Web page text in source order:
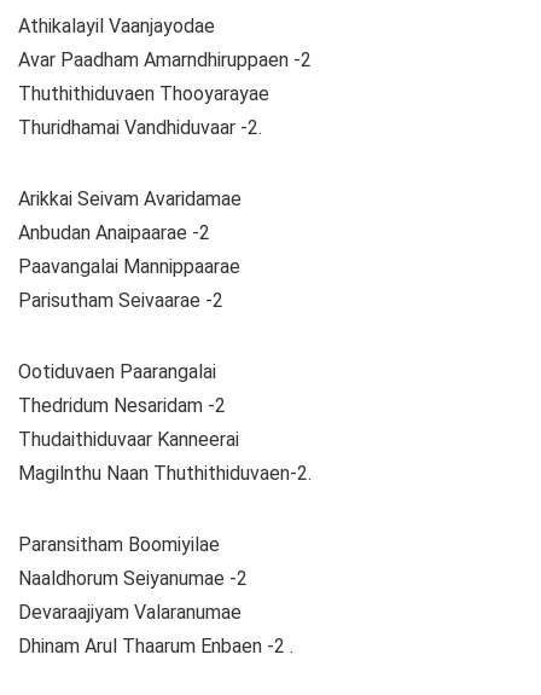
Athikalayil Vaanjayodae
Avar Paadham Amarndhiruppaen -2
Thuthithiduvaen Thooyarayae
Thuridhamai Vandhiduvaar -2.
Arikkai Seivam Avaridamae
Anbudan Anaipaarae -2
Paavangalai Mannippaarae
Parisutham Seivaarae -2
Ootiduvaen Paarangalai
Thedridum Nesaridam -2
Thudaithiduvaar Kanneerai
Magilnthu Naan Thuthithiduvaen-2.
Paransitham Boomiyilae
Naaldhorum Seiyanumae -2
Devaraajiyam Valaranumae
Dhinam Arul Thaarum Enbaen -2 .